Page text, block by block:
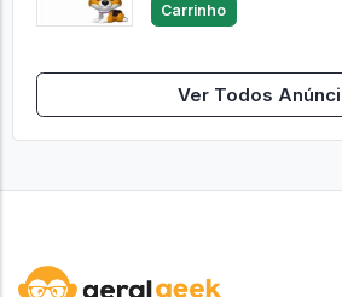
Carrinho
Ver Todos